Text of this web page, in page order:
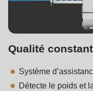
Qualité
Système
Détecte le poids et